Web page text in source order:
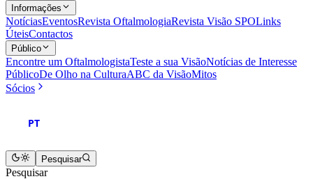
Informações
NotíciasEventosRevista OftalmologiaRevista Visão SPOLinks
ÚteisContactos
Público
Encontre um OftalmologistaTeste a sua VisãoNotícias de Interesse
PúblicoDe Olho na CulturaABC da VisãoMitos
Sócios
PT
Pesquisar
Pesquisar